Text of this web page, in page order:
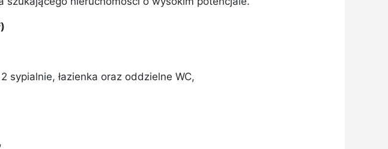
sypialnie, łazienka oraz oddzielne WC,